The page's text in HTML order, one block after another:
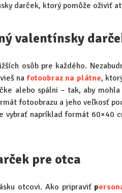
darček, ktorý pomôže oživiť
valentínsky
osôb pre každého.
na fotoobraz na plátne,
alebo spálni – tak, aby
fotoobrazu a jeho veľkosť
vybrať napríklad formát 60×40
pre otca
otcovi. Ako pripraviť p